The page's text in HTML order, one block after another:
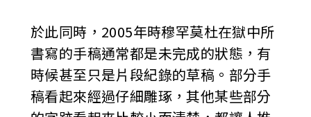
於此同時，2005年時穆罕莫杜在獄中所
書寫的手稿通常都是未完成的狀態，有
時候甚至只是片段紀錄的草稿。部分手
稿看起來經過仔細雕琢，其他某些部分